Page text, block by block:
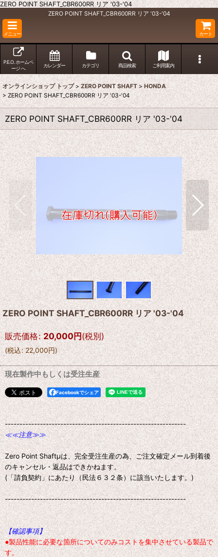
ZERO POINT SHAFT_CBR600RR リア '03-'04
ZERO POINT SHAFT_CBR600RR リア '03-'04
メニュー カート
P.E.O. ホームペ
ージ へ
カレンダー カテゴリ 商品検索 ご利用案内
オンラインショップ トップ > ZERO POINT SHAFT > HONDA
> ZERO POINT SHAFT_CBR600RR リア '03-'04
ZERO POINT SHAFT_CBR600RR リア '03-'04
ZERO POINT SHAFT_CBR600RR リア '03-'04
販売価格: 20,000円(税別)
(税込: 22,000円)
現在製作中もしくは受注生産
Facebookでシェア
--------------------------------------------------------------
≪≪注意≫≫
Zero Point Shaftμは、完全受注生産の為、ご注文確定メール到着後
のキャンセル・返品はできかねます。
(「請負契約」にあたり（民法６３２条）に該当いたします。)
--------------------------------------------------------------
【確認事項】
●製品性能に必要な箇所についてのみコストを集中させている製品で
す。